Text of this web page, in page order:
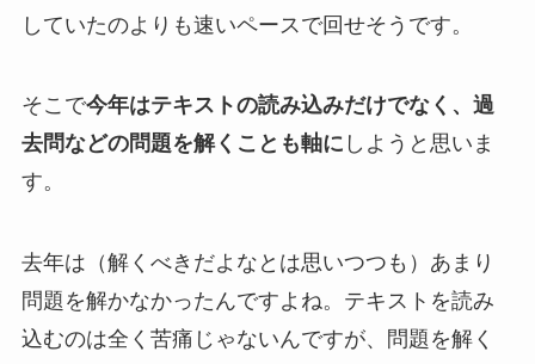
していたのよりも速いペースで回せそうです。
そこで今年はテキストの読み込みだけでなく、過
去問などの問題を解くことも軸に しようと思いま
す。
去年は（解くべきだよなとは思いつつも）あまり
問題を解かなかったんですよね。テキストを読み
込むのは全く苦痛じゃないんですが、問題を解く